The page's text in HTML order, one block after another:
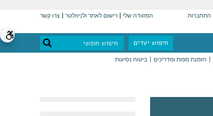
התחברות המזוודה שלי רישום לאתר ולניוזלטר צרו קשר
חיפוש יעדים
הזמנת מפות ומדריכים ביטוח נסיעות